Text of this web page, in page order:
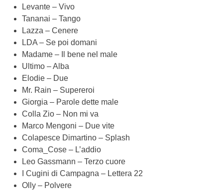
Levante – Vivo
Tananai – Tango
Lazza – Cenere
LDA – Se poi domani
Madame – Il bene nel male
Ultimo – Alba
Elodie – Due
Mr. Rain – Supereroi
Giorgia – Parole dette male
Colla Zio – Non mi va
Marco Mengoni – Due vite
Colapesce Dimartino – Splash
Coma_Cose – L’addio
Leo Gassmann – Terzo cuore
I Cugini di Campagna – Lettera 22
Olly – Polvere